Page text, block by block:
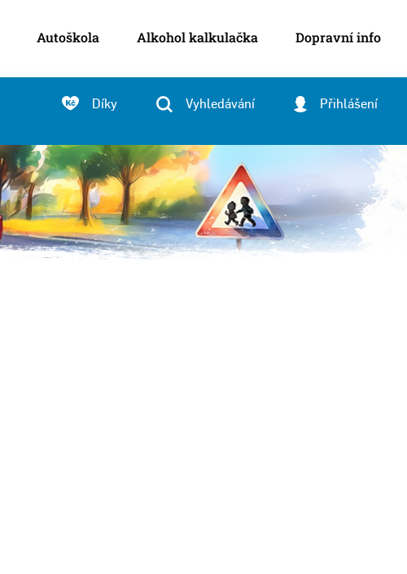
Autoškola Alkohol kalkulačka Dopravní info
Díky Vyhledávání Přihlášení